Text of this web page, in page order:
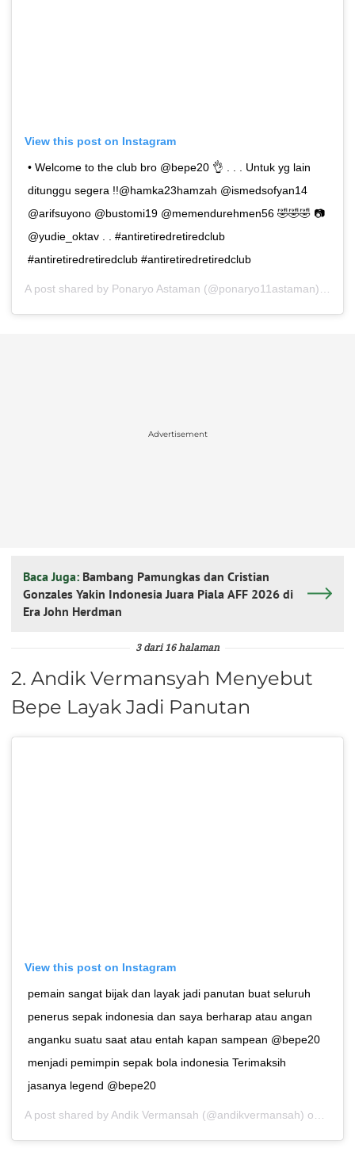
View this post on Instagram
• Welcome to the club bro @bepe20 👌 . . . Untuk yg lain
ditunggu segera !!@hamka23hamzah @ismedsofyan14
@arifsuyono @bustomi19 @memendurehmen56 🤣🤣🤣 📷
@yudie_oktav . . #antiretiredretiredclub
#antiretiredretiredclub #antiretiredretiredclub
A post shared by Ponaryo Astaman (@ponaryo11astaman) on
Advertisement
Baca Juga: Bambang Pamungkas dan Cristian
Gonzales Yakin Indonesia Juara Piala AFF 2026 di
Era John Herdman
3 dari 16 halaman
2. Andik Vermansyah Menyebut
Bepe Layak Jadi Panutan
View this post on Instagram
pemain sangat bijak dan layak jadi panutan buat seluruh
penerus sepak indonesia dan saya berharap atau angan
anganku suatu saat atau entah kapan sampean @bepe20
menjadi pemimpin sepak bola indonesia Terimaksih
jasanya legend @bepe20
A post shared by Andik Vermansah (@andikvermansah) on